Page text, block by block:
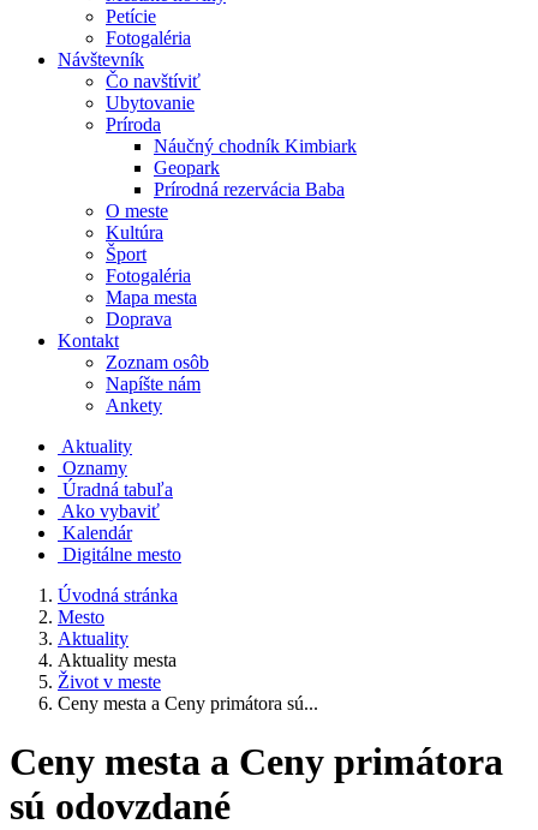
Petície
Fotogaléria
Návštevník
Čo navštíviť
Ubytovanie
Príroda
Náučný chodník Kimbiark
Geopark
Prírodná rezervácia Baba
O meste
Kultúra
Šport
Fotogaléria
Mapa mesta
Doprava
Kontakt
Zoznam osôb
Napíšte nám
Ankety
Aktuality
Oznamy
Úradná tabuľa
Ako vybaviť
Kalendár
Digitálne mesto
Úvodná stránka
Mesto
Aktuality
Aktuality mesta
Život v meste
Ceny mesta a Ceny primátora sú...
Ceny mesta a Ceny primátora
sú odovzdané